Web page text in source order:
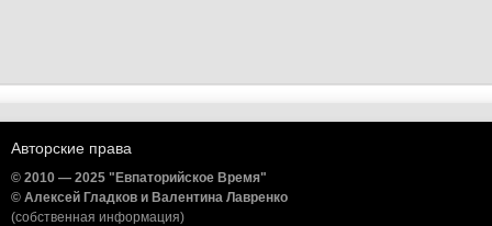
Авторские права
© 2010 — 2025 "Евпаторийское Время"
© Алексей Гладков и Валентина Лавренко
(собственная информация)